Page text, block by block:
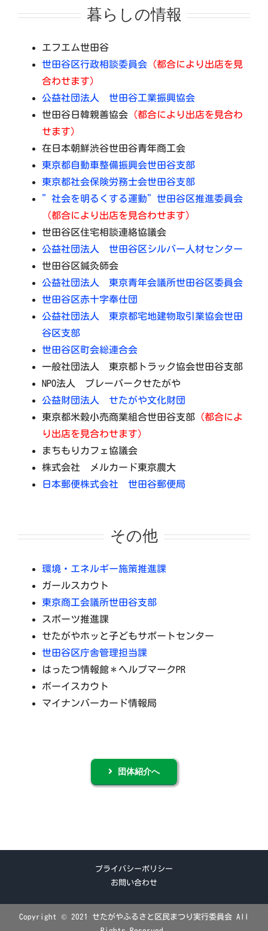
暮らしの情報
エフエム世田谷
世田谷区行政相談委員会（都合により出店を見
合わせます）
公益社団法人 世田谷工業振興協会
世田谷日韓親善協会（都合により出店を見合わ
せます）
在日本朝鮮渋谷世田谷青年商工会
東京都自動車整備振興会世田谷支部
東京都社会保険労務士会世田谷支部
”社会を明るくする運動”世田谷区推進委員会
（都合により出店を見合わせます）
世田谷区住宅相談連絡協議会
公益社団法人 世田谷区シルバー人材センター
世田谷区鍼灸師会
公益社団法人 東京青年会議所世田谷区委員会
世田谷区赤十字奉仕団
公益社団法人 東京都宅地建物取引業協会世田
谷区支部
世田谷区町会総連合会
一般社団法人 東京都トラック協会世田谷支部
NPO法人 プレーパークせたがや
公益財団法人 せたがや文化財団
東京都米穀小売商業組合世田谷支部（都合によ
り出店を見合わせます）
まちもりカフェ協議会
株式会社 メルカード東京農大
日本郵便株式会社 世田谷郵便局
その他
環境・エネルギー施策推進課
ガールスカウト
東京商工会議所世田谷支部
スポーツ推進課
せたがやホッと子どもサポートセンター
世田谷区庁舎管理担当課
はったつ情報館＊ヘルプマークPR
ボーイスカウト
マイナンバーカード情報局
団体紹介へ
プライバシーポリシー
お問い合わせ
Copyright © 2021 せたがやふるさと区民まつり実行委員会 All